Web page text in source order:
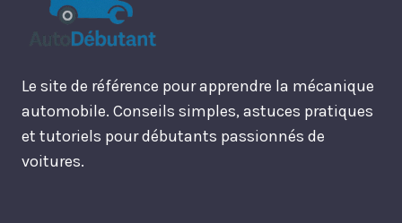
Le site de référence pour apprendre la mécanique
automobile. Conseils simples, astuces pratiques
et tutoriels pour débutants passionnés de
voitures.